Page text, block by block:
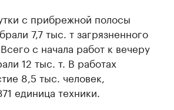
с прибрежной полосы
7,7 тыс. т загрязненного
с начала работ к вечеру
12 тыс. т. В работах
8,5 тыс. человек,
единица техники.